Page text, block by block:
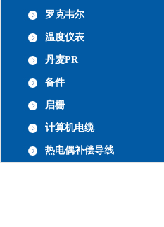
罗克韦尔
温度仪表
丹麦PR
备件
启栅
计算机电缆
热电偶补偿导线